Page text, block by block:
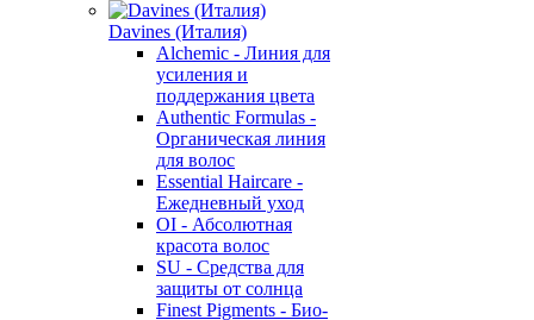
Davines (Италия)
Alchemic - Линия для
усиления и
поддержания цвета
Authentic Formulas -
Органическая линия
для волос
Essential Haircare -
Eжедневный уход
OI - Абсолютная
красота волос
SU - Средства для
защиты от солнца
Finest Pigments - Био-